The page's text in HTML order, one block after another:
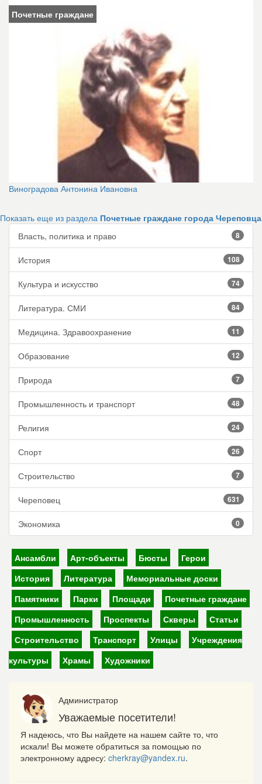
Почетные граждане
Виноградова Антонина Ивановна
Показать еще из раздела Почетные граждане города Череповца
Власть, политика и право
8
История 108
Культура и искусство 74
Литература. СМИ 84
Медицина. Здравоохранение 11
Образование 12
Природа 7
Промышленность и транспорт 48
Религия 24
Спорт 26
Строительство 7
Череповец 631
Экономика 0
Ансамбли Арт-объекты Бюсты
Герои
История
Литература
Мемориальные доски
Памятники
Парки Площади
Почетные граждане
Промышленность
Проспекты Скверы
Статьи
Строительство
Транспорт Улицы
Учреждения
культуры
Храмы Художники
Администратор
Уважаемые посетители!
Я надеюсь, что Вы найдете на нашем сайте то, что
искали! Вы можете обратиться за помощью по
электронному адресу: cherkray@yandex.ru.